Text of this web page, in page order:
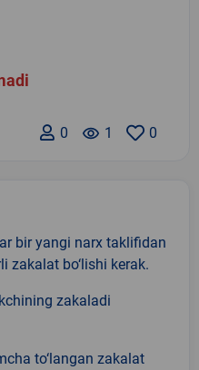
0
remove_red_eye 1
0
bir yangi narx taklifidan
zakalat bo‘lishi kerak.
zakaladi
to‘langan zakalat